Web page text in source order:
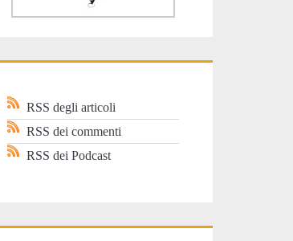
RSS degli articoli
RSS dei commenti
RSS dei Podcast